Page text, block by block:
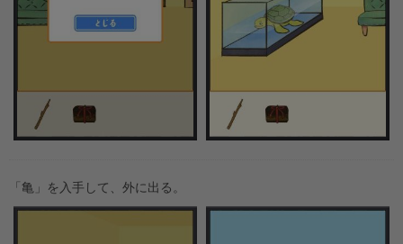
「亀」を入手して、外に出る。